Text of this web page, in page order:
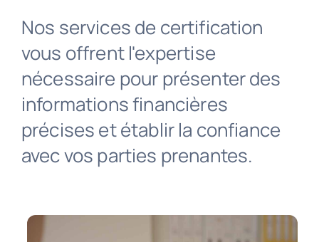
English
Consultation Gratuite
Nos services de certification
vous offrent l'expertise
nécessaire pour présenter des
informations financières
précises et établir la confiance
avec vos parties prenantes.